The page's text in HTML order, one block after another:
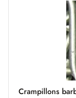
Crampillons